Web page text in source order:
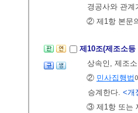
경공사와 관
② 제1항 본문
제10조(제조소
상속인, 제조
② 민사집행법
승계한다. <개
③ 제1항 또는